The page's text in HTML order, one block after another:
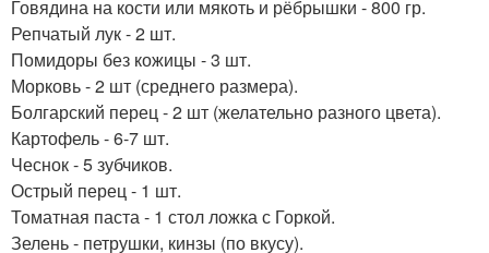
Говядина на кости или мякоть и рёбрышки - 800 гр.
Репчатый лук - 2 шт.
Помидоры без кожицы - 3 шт.
Морковь - 2 шт (среднего размера).
Болгарский перец - 2 шт (желательно разного цвета).
Картофель - 6-7 шт.
Чеснок - 5 зубчиков.
Острый перец - 1 шт.
Томатная паста - 1 стол ложка с Горкой.
Зелень - петрушки, кинзы (по вкусу).